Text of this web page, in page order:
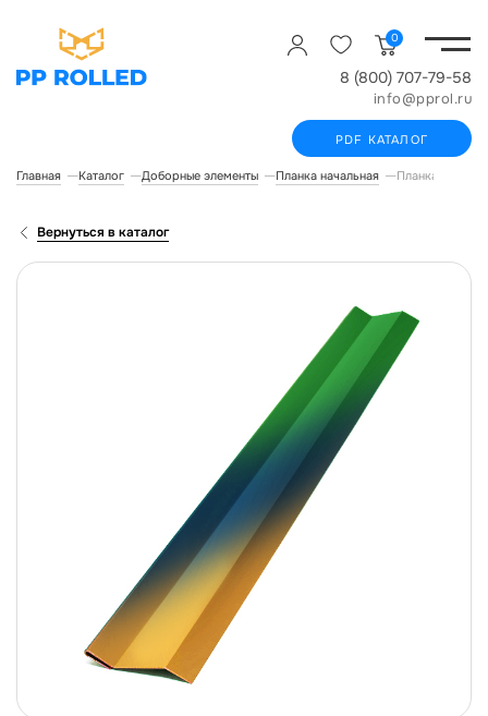
0
8 (800) 707-79-58
info@pprol.ru
PDF КАТАЛОГ
Главная Каталог Доборные элементы Планка начальная Планка
Вернуться в каталог